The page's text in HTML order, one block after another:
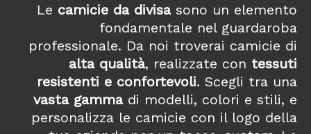
Le camicie da divisasono un elemento
fondamentale nel guardaroba
professionale. Da noi troverai camicie di
alta qualità, realizzate con tessuti
resistenti e confortevoli. Scegli tra una
vasta gammadi modelli, colori e stili, e
personalizza le camicie con il logo della